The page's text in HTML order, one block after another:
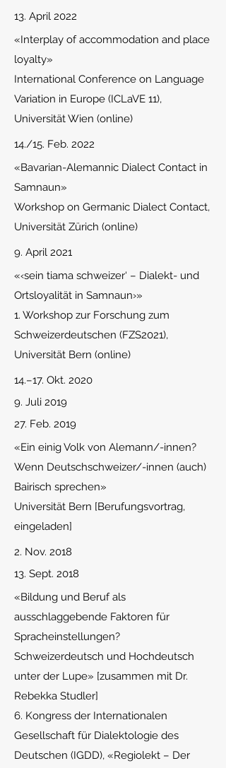
13. April 2022
«Interplay of accommodation and place
loyalty»
International Conference on Language
Variation in Europe (ICLaVE 11),
Universität Wien (online)
14./15. Feb. 2022
«Bavarian-Alemannic Dialect Contact in
Samnaun»
Workshop on Germanic Dialect Contact,
Universität Zürich (online)
9. April 2021
«‹sein tiama schweizer‘ – Dialekt- und
Ortsloyalität in Samnaun›»
1. Workshop zur Forschung zum
Schweizerdeutschen (FZS2021),
Universität Bern (online)
14.–17. Okt. 2020
9. Juli 2019
27. Feb. 2019
«Ein einig Volk von Alemann/-innen?
Wenn Deutschschweizer/-innen (auch)
Bairisch sprechen»
Universität Bern [Berufungsvortrag,
eingeladen]
2. Nov. 2018
13. Sept. 2018
«Bildung und Beruf als
ausschlaggebende Faktoren für
Spracheinstellungen?
Schweizerdeutsch und Hochdeutsch
unter der Lupe» [zusammen mit Dr.
Rebekka Studler]
6. Kongress der Internationalen
Gesellschaft für Dialektologie des
Deutschen (IGDD), «Regiolekt – Der